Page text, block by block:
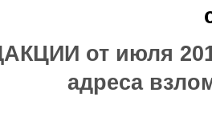
от июля
адреса